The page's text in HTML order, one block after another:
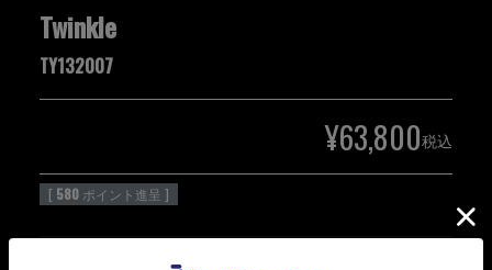
Twinkle
TY132007
¥63,800税込
[ 580 ポイント進呈 ]